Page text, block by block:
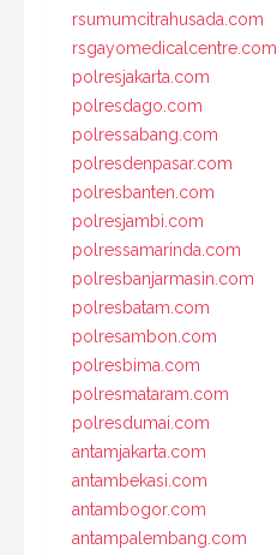
rsumumcitrahusada.com
rsgayomedicalcentre.com
polresjakarta.com
polresdago.com
polressabang.com
polresdenpasar.com
polresbanten.com
polresjambi.com
polressamarinda.com
polresbanjarmasin.com
polresbatam.com
polresambon.com
polresbima.com
polresmataram.com
polresdumai.com
antamjakarta.com
antambekasi.com
antambogor.com
antampalembang.com